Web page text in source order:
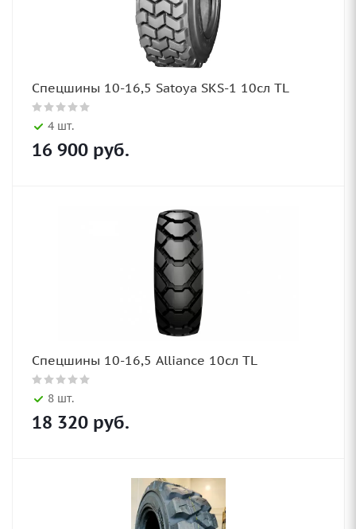
Спецшины 10-16,5 Satoya SKS-1 10сл TL
4 шт.
16 900 руб.
Спецшины 10-16,5 Alliance 10сл TL
8 шт.
18 320 руб.